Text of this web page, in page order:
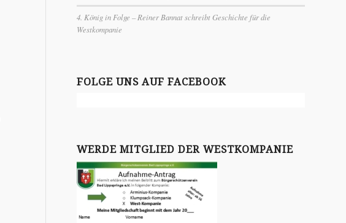
4. König in Folge – Reiner Bannat schreibt Geschichte für die
Westkompanie
FOLGE UNS AUF FACEBOOK
WERDE MITGLIED DER WESTKOMPANIE